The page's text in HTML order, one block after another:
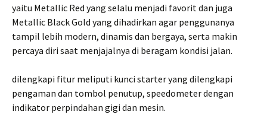
yaitu Metallic Red yang selalu menjadi favorit dan juga
Metallic Black Gold yang dihadirkan agar penggunanya
tampil lebih modern, dinamis dan bergaya, serta makin
percaya diri saat menjajalnya di beragam kondisi jalan.
dilengkapi fitur meliputi kunci starter yang dilengkapi
pengaman dan tombol penutup, speedometer dengan
indikator perpindahan gigi dan mesin.